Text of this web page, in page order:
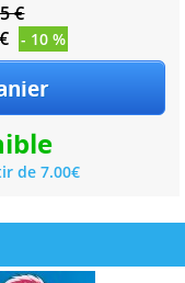
€
- 10 %
de 7.00€